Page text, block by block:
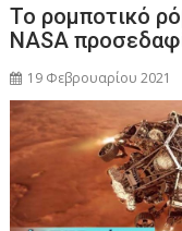
Το ρομποτικό
NASA
19 Φεβρουαρίου 2021